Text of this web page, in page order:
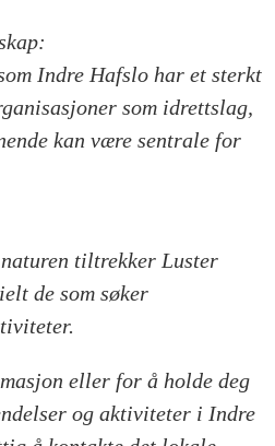
Indre Hafslo har et sterkt
som idrettslag,
kan være sentrale for
tiltrekker Luster
de som søker
eller for å holde deg
og aktiviteter i Indre